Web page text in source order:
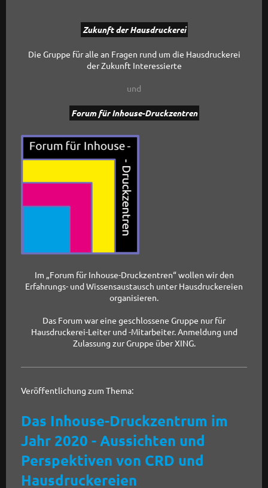
Zukunft der Hausdruckerei
Die Gruppe für alle an Fragen rund um die Hausdruckerei
der Zukunft Interessierte
und
Forum für Inhouse-Druckzentren
Im „Forum für Inhouse-Druckzentren“ wollen wir den
Erfahrungs- und Wissensaustausch unter Hausdruckereien
organisieren.
Das Forum war eine geschlossene Gruppe nur für
Hausdruckerei-Leiter und -Mitarbeiter. Anmeldung und
Zulassung zur Gruppe über XING.
Veröffentlichung zum Thema:
Das Inhouse-Druckzentrum im
Jahr 2020 - Aussichten und
Perspektiven von CRD und
Hausdruckereien